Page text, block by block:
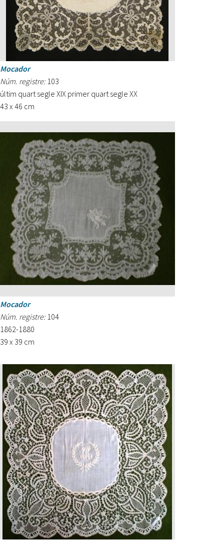
Mocador
Núm. registre: 103
últim quart segle XIX primer quart segle XX
43 x 46 cm
Mocador
Núm. registre: 104
1862-1880
39 x 39 cm